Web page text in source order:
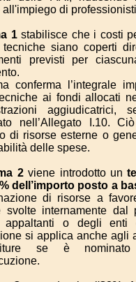
all'impiego di
1stabilisce che i costi
siano coperti
previsti per
conferma l’integrale
ai fondi allocati
aggiudicatrici,
nell’Allegato I.10.
di risorse esterne o
delle spese.
2viene introdotto un
dell’importo posto a
di risorse a
svolte internamente dal
appaltanti o degli enti
si applica anche agli
se è nominato